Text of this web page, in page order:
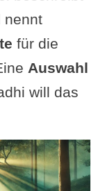
nennt
für die
Auswahl
will das